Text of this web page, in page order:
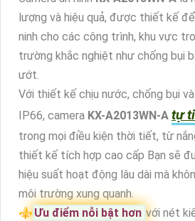
lượng và hiệu quả, được thiết kế
ninh cho các công trình, khu vực
trường khắc nghiệt như chống bụi
ướt.
Với thiết kế chịu nước, chống bụi
IP66, camera KX-A2013WN-A tự
trong mọi điều kiện thời tiết, từ
thiết kế tích hợp cao cấp Bạn sẽ
hiệu suất hoạt động lâu dài mà
môi trường xung quanh.
⚜️ Ưu điểm nỗi bật hơn với nét